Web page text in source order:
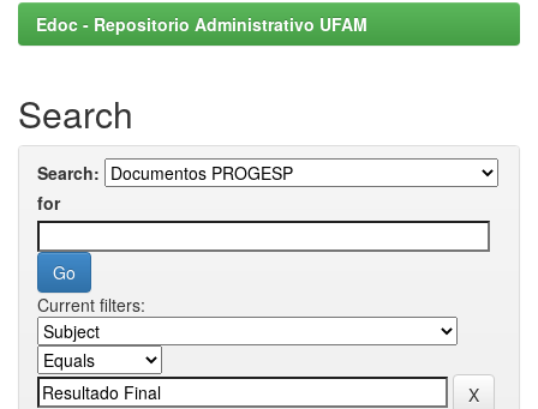
Edoc - Repositorio Administrativo UFAM
Search
Search:
for
Current filters: